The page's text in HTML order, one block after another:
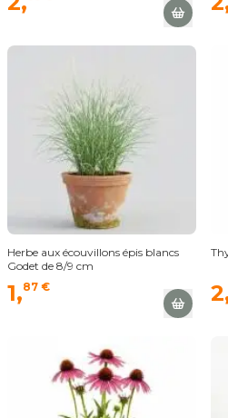
Herbe aux écouvillons épis blancs
Godet de 8/9 cm
1,87 €